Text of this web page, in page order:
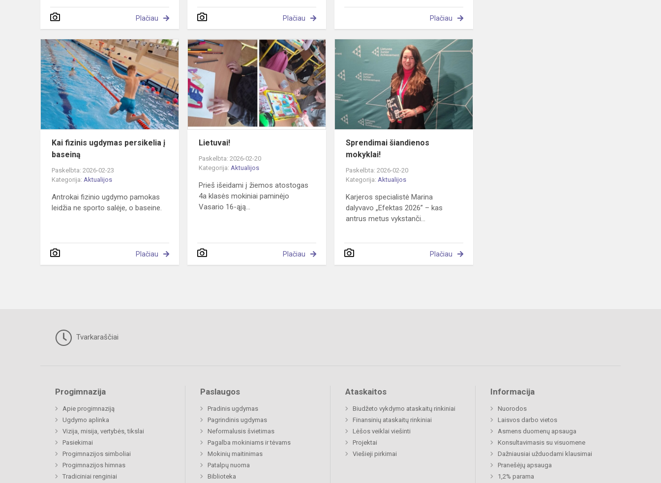
Plačiau Plačiau Plačiau
Kai
fizinis
ugdymas
persikelia
į
baseiną
Kai fizinis ugdymas persikelia į
baseiną
Paskelbta: 2026-02-23
Kategorija: Aktualijos
Antrokai fizinio ugdymo pamokas
leidžia ne sporto salėje, o baseine.
Plačiau
Lietuvai!
Lietuvai!
Paskelbta: 2026-02-20
Kategorija:Aktualijos
Prieš išeidami į žiemos atostogas
4a klasės mokiniai paminėjo
Vasario 16-ąją...
Plačiau
šiandienos
Sprendimai šiandienos
mokyklai!
Paskelbta: 2026-02-20
Kategorija:Aktualijos
Karjeros specialistė Marina
dalyvavo „Efektas 2026” – kas
antrus metus vykstanči...
Plačiau
Tvarkaraščiai
Progimnazija
Apie progimnaziją
Ugdymo aplinka
Vizija, misija, vertybės, tikslai
Pasiekimai
Progimnazijos simboliai
Progimnazijos himnas
Tradiciniai renginiai
Paslaugos
Pradinis ugdymas
Pagrindinis ugdymas
Neformalusis švietimas
Pagalba mokiniams ir tėvams
Mokinių maitinimas
Patalpų nuoma
Biblioteka
Ataskaitos
Biudžeto vykdymo ataskaitų rinkiniai
Finansinių ataskaitų rinkiniai
Lėšos veiklai viešinti
Projektai
Viešieji pirkimai
Informacija
Nuorodos
Laisvos darbo vietos
Asmens duomenų apsauga
Konsultavimasis su visuomene
Dažniausiai užduodami klausimai
Pranešėjų apsauga
1,2% parama